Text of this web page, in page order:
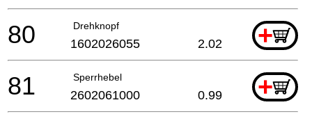
Drehknopf +
80 1602026055 2.02
Sperrhebel +
81 2602061000 0.99